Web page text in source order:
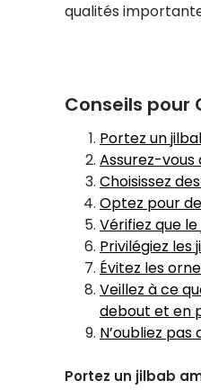
qualités
Conseils pour
Portez un
Assurez-vous
Choisissez
Optez pour
Vérifiez que
Privilégiez
Évitez les
Veillez à ce
debout et en
N’oubliez
Portez un jilbab